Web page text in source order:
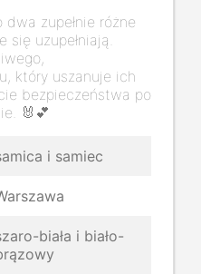
zupełnie różne
się uzupełniają.
który uszanuje ich
bezpieczeństwa po
🐰💕
i samiec
biała i biało-